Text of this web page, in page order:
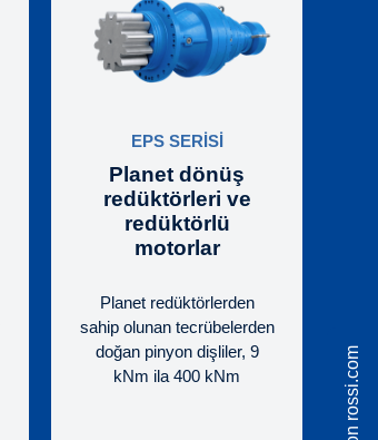
EPS SERİSİ
Planet dönüş
redüktörleri ve
redüktörlü
motorlar
Planet redüktörlerden
sahip olunan tecrübelerden
doğan pinyon dişliler, 9
kNm ila 400 kNm